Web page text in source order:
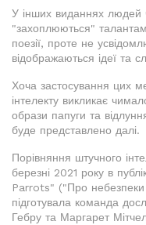
У інших виданнях людей
"захоплюються"
поезії, проте не
відображаються ідеї та
Хоча застосування цих
інтелекту викликає
образи папуги та
буде представлено далі.
Порівняння штучного
березні 2021 року в
Parrots" ("Про небезпеки
підготувала команда
Гебру та Маргарет